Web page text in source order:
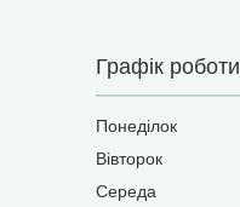
Графік роботи
Понеділок
Вівторок
Середа